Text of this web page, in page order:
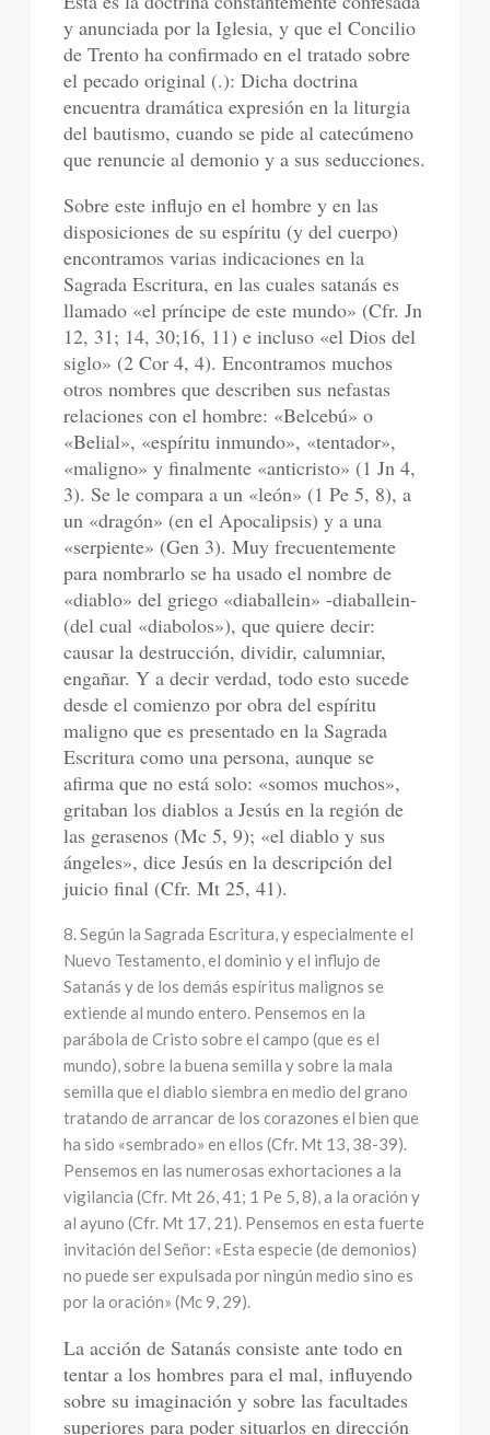
y anunciada por la Iglesia, y que el Concilio
de Trento ha confirmado en el tratado sobre
el pecado original (.): Dicha doctrina
encuentra dramática expresión en la liturgia
del bautismo, cuando se pide al catecúmeno
que renuncie al demonio y a sus seducciones.
Sobre este influjo en el hombre y en las
disposiciones de su espíritu (y del cuerpo)
encontramos varias indicaciones en la
Sagrada Escritura, en las cuales satanás es
llamado «el príncipe de este mundo» (Cfr. Jn
12, 31; 14, 30;16, 11) e incluso «el Dios del
siglo» (2 Cor 4, 4). Encontramos muchos
otros nombres que describen sus nefastas
relaciones con el hombre: «Belcebú» o
«Belial», «espíritu inmundo», «tentador»,
«maligno» y finalmente «anticristo» (1 Jn 4,
3). Se le compara a un «león» (1 Pe 5, 8), a
un «dragón» (en el Apocalipsis) y a una
«serpiente» (Gen 3). Muy frecuentemente
para nombrarlo se ha usado el nombre de
«diablo» del griego «diaballein» -diaballein-
(del cual «diabolos»), que quiere decir:
causar la destrucción, dividir, calumniar,
engañar. Y a decir verdad, todo esto sucede
desde el comienzo por obra del espíritu
maligno que es presentado en la Sagrada
Escritura como una persona, aunque se
afirma que no está solo: «somos muchos»,
gritaban los diablos a Jesús en la región de
las gerasenos (Mc 5, 9); «el diablo y sus
ángeles», dice Jesús en la descripción del
juicio final (Cfr. Mt 25, 41).
8. Según la Sagrada Escritura, y especialmente el
Nuevo Testamento, el dominio y el influjo de
Satanás y de los demás espíritus malignos se
extiende al mundo entero. Pensemos en la
parábola de Cristo sobre el campo (que es el
mundo), sobre la buena semilla y sobre la mala
semilla que el diablo siembra en medio del grano
tratando de arrancar de los corazones el bien que
ha sido «sembrado» en ellos (Cfr. Mt 13, 38-39).
Pensemos en las numerosas exhortaciones a la
vigilancia (Cfr. Mt 26, 41; 1 Pe 5, 8), a la oración y
al ayuno (Cfr. Mt 17, 21). Pensemos en esta fuerte
invitación del Señor: «Esta especie (de demonios)
no puede ser expulsada por ningún medio sino es
por la oración» (Mc 9, 29).
La acción de Satanás consiste ante todo en
tentar a los hombres para el mal, influyendo
sobre su imaginación y sobre las facultades
superiores para poder situarlos en dirección